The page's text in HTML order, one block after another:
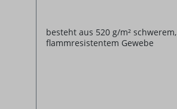
besteht aus 520 g/m² schwerem,
flammresistentem Gewebe